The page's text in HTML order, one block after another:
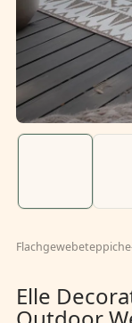
Flachgewebeteppiche
Elle